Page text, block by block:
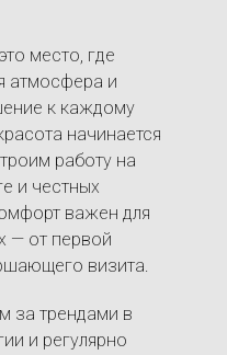
место, где
атмосфера и
к каждому
начинается
работу на
и честных
важен для
— от первой
визита.
за трендами в
и регулярно